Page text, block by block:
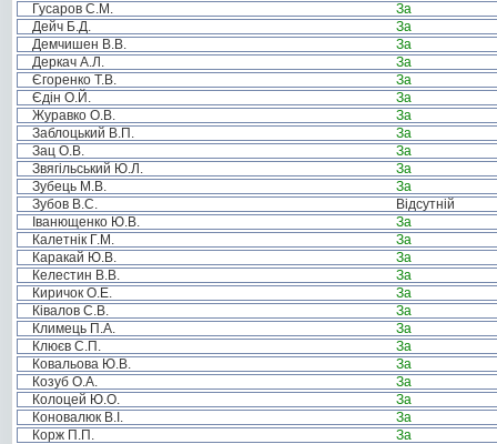
Гусаров С.М.
За
Дейч Б.Д.
За
Демчишен В.В.
За
Деркач А.Л.
За
Єгоренко Т.В.
За
Єдін О.Й.
За
Журавко О.В.
За
Заблоцький В.П.
За
Зац О.В.
За
Звягільський Ю.Л.
За
Зубець М.В.
За
Зубов В.С.
Відсутній
Іванющенко Ю.В.
За
Калетнік Г.М.
За
Каракай Ю.В.
За
Келестин В.В.
За
Киричок О.Е.
За
Ківалов С.В.
За
Климець П.А.
За
Клюєв С.П.
За
Ковальова Ю.В.
За
Козуб О.А.
За
Колоцей Ю.О.
За
Коновалюк В.І.
За
Корж П.П.
За